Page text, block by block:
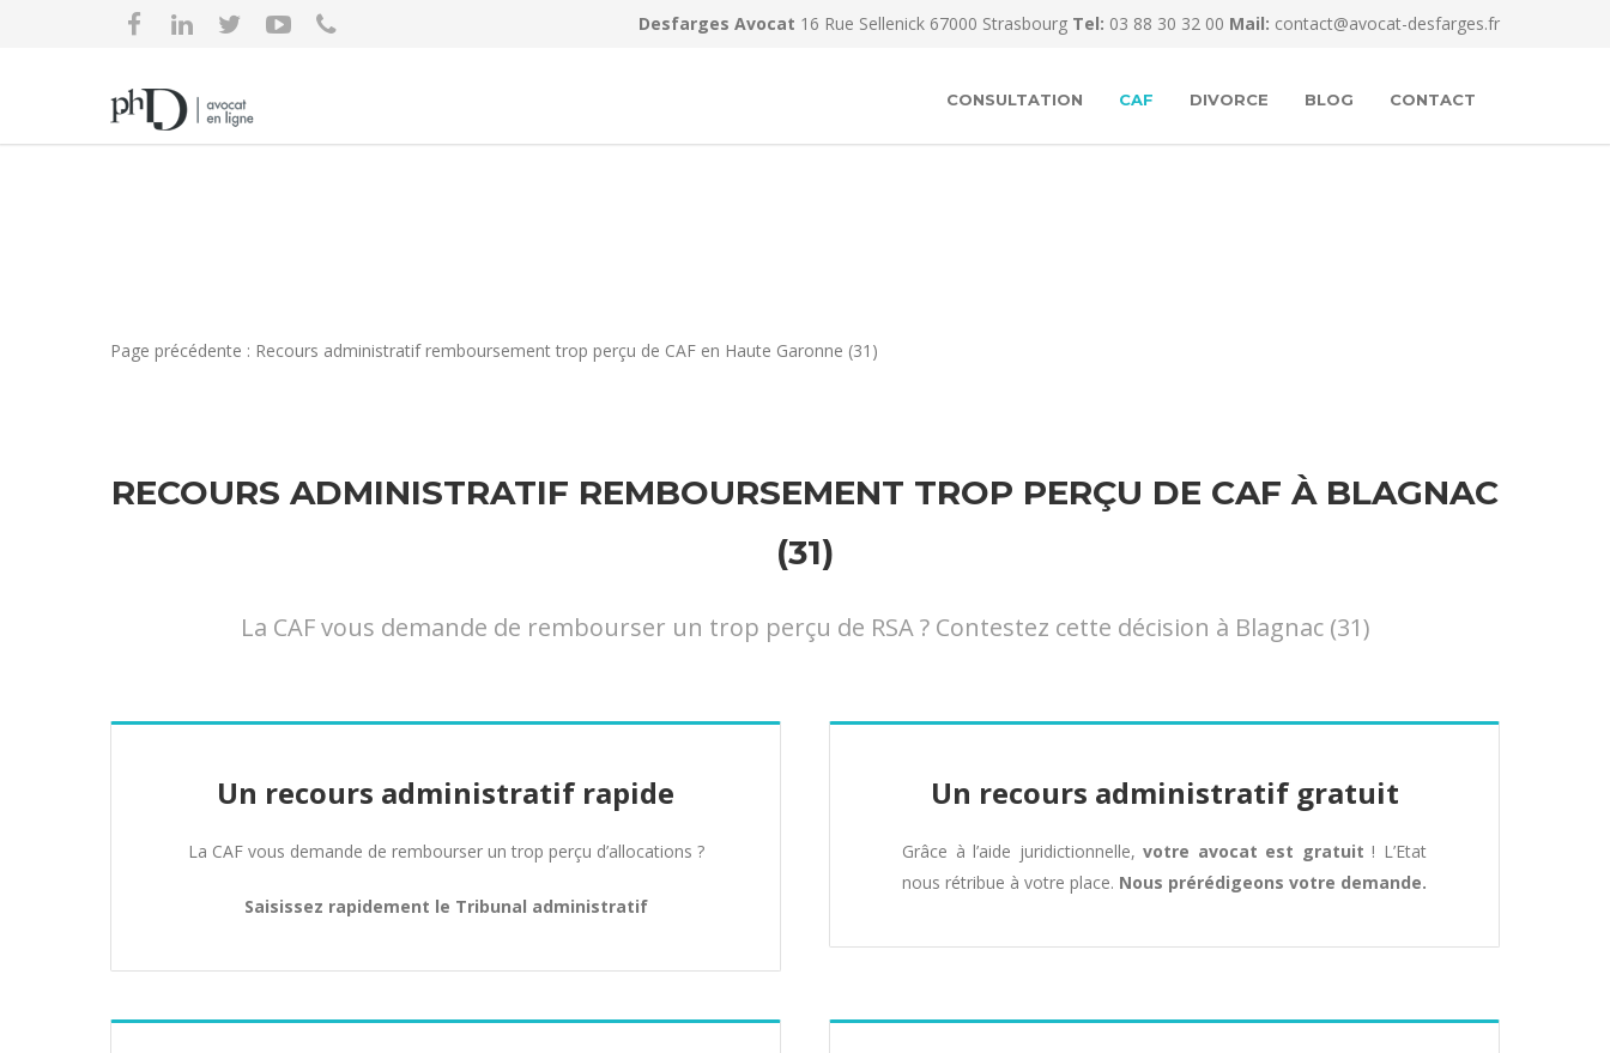
Desfarges Avocat 16 Rue Sellenick 67000 Strasbourg Tel: 03 88 30 32 00 Mail: contact@avocat-desfarges.fr
CONSULTATION CAF DIVORCE BLOG CONTACT
Page précédente : Recours administratif remboursement trop perçu de CAF en Haute Garonne (31)
RECOURS ADMINISTRATIF REMBOURSEMENT TROP PERÇU DE CAF À BLAGNAC
(31)
La CAF vous demande de rembourser un trop perçu de RSA ? Contestez cette décision à Blagnac (31)
Un recours administratif rapide
La CAF vous demande de rembourser un trop perçu d’allocations ?
Saisissez rapidement le Tribunal administratif
Un recours administratif gratuit
Grâce à l’aide juridictionnelle,votre avocat est gratuit ! L’Etat
nous rétribue à votre place. Nous prérédigeons votre demande.